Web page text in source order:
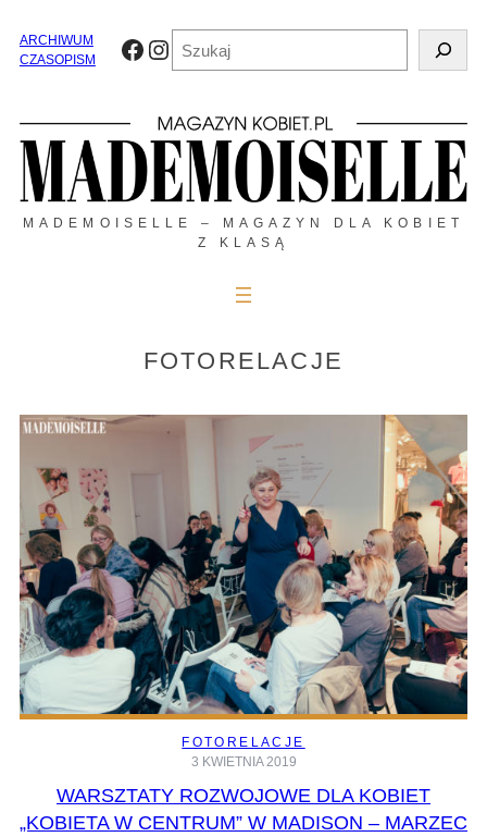
treściARCHIWUM
CZASOPISM
Facebook
Instagram
MADEMOISELLE – MAGAZYN DLA KOBIET
Z KLASĄ
FOTORELACJE
FOTORELACJE
3 KWIETNIA 2019
WARSZTATY ROZWOJOWE DLA KOBIET
„KOBIETA W CENTRUM” W MADISON – MARZEC